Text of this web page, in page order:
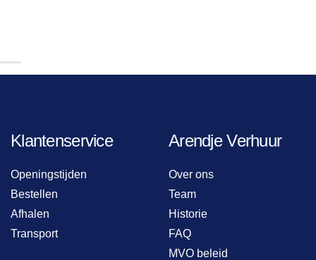
Klantenservice
Openingstijden
Bestellen
Afhalen
Transport
Arendje Verhuur
Over ons
Team
Historie
FAQ
MVO beleid